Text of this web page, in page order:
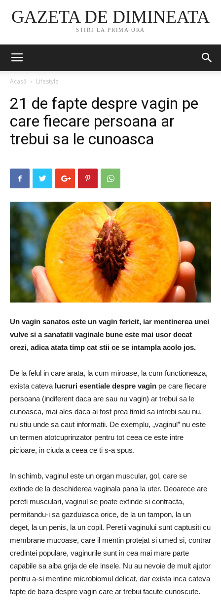
GAZETA DE DIMINEATA
STIRI LA PRIMA ORA
Acasă Lifestyle
21 de fapte despre vagin pe
care fiecare persoana ar
trebui sa le cunoasca
Un vagin sanatos este un vagin fericit, iar mentinerea unei
vulve si a sanatatii vaginale bune este mai usor decat
crezi, adica atata timp cat stii ce se intampla acolo jos.
De la felul in care arata, la cum miroase, la cum functioneaza,
exista cateva lucruri esentiale despre vagin pe care fiecare
persoana (indiferent daca are sau nu vagin) ar trebui sa le
cunoasca, mai ales daca ai fost prea timid sa intrebi sau nu.
nu stiu unde sa caut informatii. De exemplu, „vaginul” nu este
un termen atotcuprinzator pentru tot ceea ce este intre
picioare, in ciuda a ceea ce ti s-a spus.
In schimb, vaginul este un organ muscular, gol, care se
extinde de la deschiderea vaginala pana la uter. Deoarece are
pereti musculari, vaginul se poate extinde si contracta,
permitandu-i sa gazduiasca orice, de la un tampon, la un
deget, la un penis, la un copil. Peretii vaginului sunt captusiti cu
membrane mucoase, care il mentin protejat si umed si, contrar
credintei populare, vaginurile sunt in cea mai mare parte
capabile sa aiba grija de ele insele. Nu au nevoie de mult ajutor
pentru a-si mentine microbiomul delicat, dar exista inca cateva
fapte de baza despre vagin care ar trebui facute cunoscute.